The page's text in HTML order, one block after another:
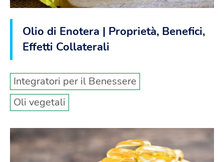
Olio di Enotera | Proprietà, Benefici,
Effetti Collaterali
Integratori per il Benessere
Oli vegetali